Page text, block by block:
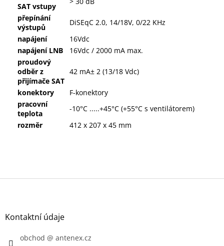
SAT vstupy
přepínání
výstupů
DiSEqC 2.0, 14/18V, 0/22 KHz
napájení
16Vdc
napájení LNB
16Vdc / 2000 mA max.
proudový
odběr z
přijímače SAT
42 mA± 2 (13/18 Vdc)
konektory
F-konektory
pracovní
teplota
-10°C .....+45°C (+55°C s ventilátorem)
rozměr
412 x 207 x 45 mm
Z
Kontaktní údaje
obchod @ antenex.cz